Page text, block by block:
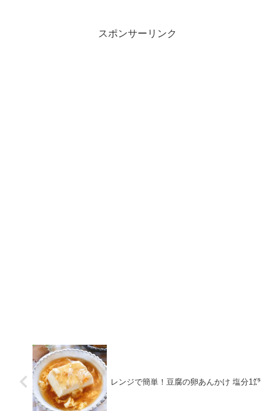
スポンサーリンク
レンジで簡単！豆腐の卵あんかけ 塩分1㌘